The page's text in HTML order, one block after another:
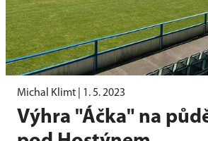
Michal Klimt | 1. 5. 2023
Výhra "Áčka" na